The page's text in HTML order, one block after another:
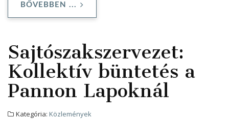
BŐVEBBEN ...
Sajtószakszervezet:
Kollektív büntetés a
Pannon Lapoknál
Kategória: Közlemények